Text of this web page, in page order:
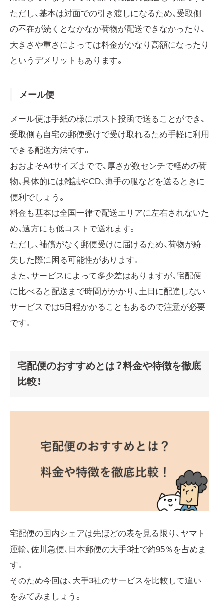
ただし、基本は対面での引き渡しになるため、受取側
の不在が続くとなかなか荷物が配送できなかったり、
大きさや重さによっては料金がかなり高額になったり
というデメリットもあります。
メール便
メール便は手紙の様にポスト投函で送ることができ、
受取側も自宅の郵便受けで受け取れるため手軽に利用
できる配送方法です。
おおよそA4サイズまでで、厚さが数センチで軽めの荷
物、具体的には雑誌やCD、薄手の服などを送るときに
便利でしょう。
料金も基本は全国一律で配送エリアに左右されないた
め、遠方にも低コストで送れます。
ただし、補償がなく郵便受けに届けるため、荷物が紛
失した際に困る可能性があります。
また、サービスによって多少差はありますが、宅配便
に比べると配送まで時間がかかり、土日に配達しない
サービスでは5日程かかることもあるので注意が必要
です。
宅配便のおすすめとは？料金や特徴を徹底
比較！
宅配便の国内シェアは先ほどの表を見る限り、ヤマト
運輸、佐川急便、日本郵便の大手3社で約95％を占めま
す。
そのため今回は、大手3社のサービスを比較して違い
をみてみましょう。